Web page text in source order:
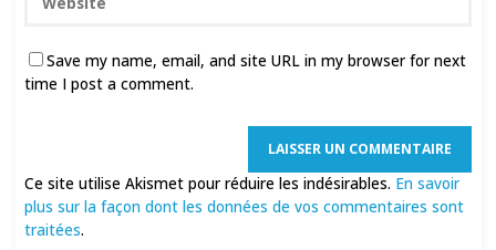
Save my name, email, and site URL in my browser for next
time I post a comment.
Ce site utilise Akismet pour réduire les indésirables. En savoir
plus sur la façon dont les données de vos commentaires sont
traitées.